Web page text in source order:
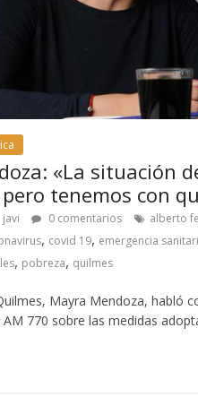
«La situación
tenemos con
javi 0 comentarios alberto
, covid 19, emergencia
, pobreza, quilmes
Mayra Mendoza, habló
770 sobre las medidas